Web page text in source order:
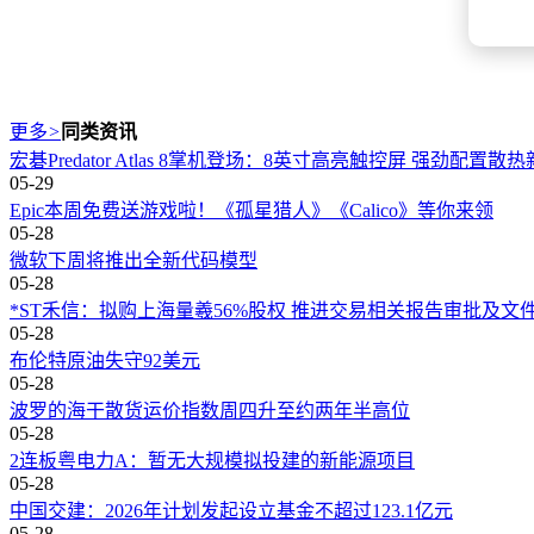
更多> 同类资讯
宏碁Predator Atlas 8掌机登场：8英寸高亮触控屏 强劲配置散热
05-29
Epic本周免费送游戏啦！《孤星猎人》《Calico》等你来领
05-28
微软下周将推出全新代码模型
05-28
*ST禾信：拟购上海量羲56%股权 推进交易相关报告审批及文
05-28
布伦特原油失守92美元
05-28
波罗的海干散货运价指数周四升至约两年半高位
05-28
2连板粤电力A：暂无大规模拟投建的新能源项目
05-28
中国交建：2026年计划发起设立基金不超过123.1亿元